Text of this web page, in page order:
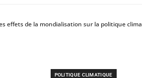
effets de la mondialisation sur la politique
POLITIQUE CLIMATIQUE